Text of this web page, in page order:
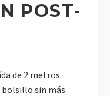
POST-
de 2 metros.
bolsillo sin más.